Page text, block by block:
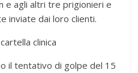
e agli altri tre prigionieri e
inviate dai loro clienti.
clinica
il tentativo di golpe del 15